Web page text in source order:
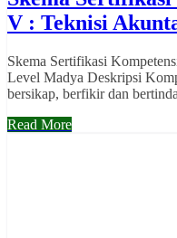
V : Teknisi
Skema Sertifikasi
Level Madya Deskripsi
bersikap, berfikir dan
Read More